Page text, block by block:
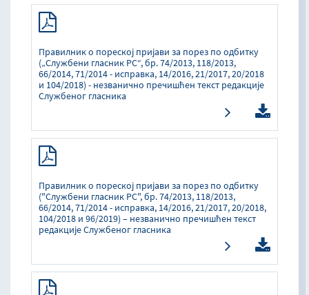
Правилник о пореској пријави за порез по одбитку
(„Службени гласник РС“, бр. 74/2013, 118/2013,
66/2014, 71/2014 - исправка, 14/2016, 21/2017, 20/2018
и 104/2018) - незванично пречишћен текст редакције
Службеног гласника
Правилник о пореској пријави за порез по одбитку
("Службени гласник РС", бр. 74/2013, 118/2013,
66/2014, 71/2014 - исправка, 14/2016, 21/2017, 20/2018,
104/2018 и 96/2019) – незванично пречишћен текст
редакције Службеног гласника